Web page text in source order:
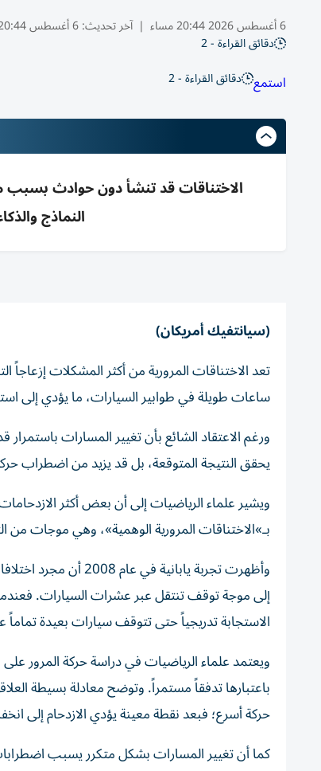
6 أغسطس 2026 20:44 مساء | آخر تحديث:6 أغسطس 20:44 2026
دقائق القراءة - 2
استمع دقائق القراءة - 2
الاختناقات قد تنشأ دون حوادث بسبب
النماذج
(سيانتفيك أمريكان)
تعد الاختناقات المرورية من أكثر المشكلات
ساعات طويلة في طوابير السيارات، ما يؤدي إلى
ورغم الاعتقاد الشائع بأن تغيير المسارات
يحقق النتيجة المتوقعة، بل قد يزيد من اضطراب
ويشير علماء الرياضيات إلى أن بعض أكثر
بـ»الاختناقات المرورية الوهمية»، وهي موجات
وأظهرت تجربة
إلى موجة توقف تنتقل عبر عشرات السيارات.
الاستجابة تدريجياً حتى تتوقف سيارات بعيدة
ويعتمد علماء الرياضيات في دراسة حركة المرور
باعتبارها تدفقاً مستمراً. وتوضح معادلة بسيطة
حركة أسرع؛ فبعد نقطة معينة يؤدي الازدحام إلى
كما أن تغيير المسارات بشكل متكرر يسبب